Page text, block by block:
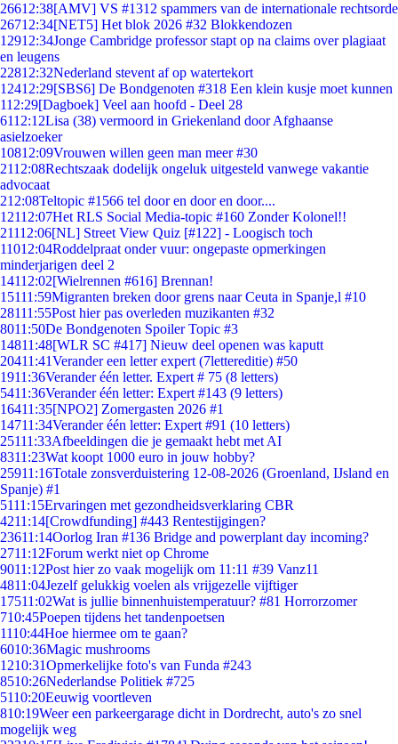
26612:38[AMV] VS #1312 spammers van de internationale rechtsorde
26712:34[NET5] Het blok 2026 #32 Blokkendozen
12912:34Jonge Cambridge professor stapt op na claims over plagiaat
en leugens
22812:32Nederland stevent af op watertekort
12412:29[SBS6] De Bondgenoten #318 Een klein kusje moet kunnen
112:29[Dagboek] Veel aan hoofd - Deel 28
6112:12Lisa (38) vermoord in Griekenland door Afghaanse
asielzoeker
10812:09Vrouwen willen geen man meer #30
2112:08Rechtszaak dodelijk ongeluk uitgesteld vanwege vakantie
advocaat
212:08Teltopic #1566 tel door en door en door....
12112:07Het RLS Social Media-topic #160 Zonder Kolonel!!
21112:06[NL] Street View Quiz [#122] - Loogisch toch
11012:04Roddelpraat onder vuur: ongepaste opmerkingen
minderjarigen deel 2
14112:02[Wielrennen #616] Brennan!
15111:59Migranten breken door grens naar Ceuta in Spanje,l #10
28111:55Post hier pas overleden muzikanten #32
8011:50De Bondgenoten Spoiler Topic #3
14811:48[WLR SC #417] Nieuw deel openen was kaputt
20411:41Verander een letter expert (7lettereditie) #50
1911:36Verander één letter. Expert # 75 (8 letters)
5411:36Verander één letter: Expert #143 (9 letters)
16411:35[NPO2] Zomergasten 2026 #1
14711:34Verander één letter: Expert #91 (10 letters)
25111:33Afbeeldingen die je gemaakt hebt met AI
8311:23Wat koopt 1000 euro in jouw hobby?
25911:16Totale zonsverduistering 12-08-2026 (Groenland, IJsland en
Spanje) #1
5111:15Ervaringen met gezondheidsverklaring CBR
4211:14[Crowdfunding] #443 Rentestijgingen?
23611:14Oorlog Iran #136 Bridge and powerplant day incoming?
2711:12Forum werkt niet op Chrome
9011:12Post hier zo vaak mogelijk om 11:11 #39 Vanz11
4811:04Jezelf gelukkig voelen als vrijgezelle vijftiger
17511:02Wat is jullie binnenhuistemperatuur? #81 Horrorzomer
710:45Poepen tijdens het tandenpoetsen
1110:44Hoe hiermee om te gaan?
6010:36Magic mushrooms
1210:31Opmerkelijke foto's van Funda #243
8510:26Nederlandse Politiek #725
5110:20Eeuwig voortleven
810:19Weer een parkeergarage dicht in Dordrecht, auto's zo snel
mogelijk weg